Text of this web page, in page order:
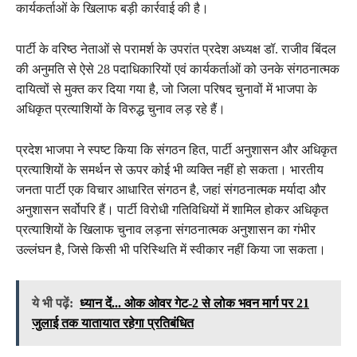
कार्यकर्ताओं के खिलाफ बड़ी कार्रवाई की है।
पार्टी के वरिष्ठ नेताओं से परामर्श के उपरांत प्रदेश अध्यक्ष डॉ. राजीव बिंदल
की अनुमति से ऐसे 28 पदाधिकारियों एवं कार्यकर्ताओं को उनके संगठनात्मक
दायित्वों से मुक्त कर दिया गया है, जो जिला परिषद चुनावों में भाजपा के
अधिकृत प्रत्याशियों के विरुद्ध चुनाव लड़ रहे हैं।
प्रदेश भाजपा ने स्पष्ट किया कि संगठन हित, पार्टी अनुशासन और अधिकृत
प्रत्याशियों के समर्थन से ऊपर कोई भी व्यक्ति नहीं हो सकता। भारतीय
जनता पार्टी एक विचार आधारित संगठन है, जहां संगठनात्मक मर्यादा और
अनुशासन सर्वोपरि हैं। पार्टी विरोधी गतिविधियों में शामिल होकर अधिकृत
प्रत्याशियों के खिलाफ चुनाव लड़ना संगठनात्मक अनुशासन का गंभीर
उल्लंघन है, जिसे किसी भी परिस्थिति में स्वीकार नहीं किया जा सकता।
ये भी पढ़ें: ध्यान दें... ओक ओवर गेट-2 से लोक भवन मार्ग पर 21
जुलाई तक यातायात रहेगा प्रतिबंधित